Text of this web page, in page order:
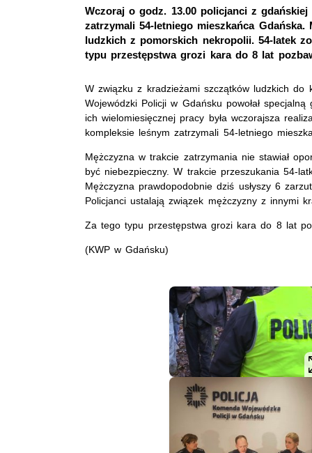
Wczoraj o godz. 13.00 policjanci z
zatrzymali 54-letniego mieszkańca
ludzkich z pomorskich nekropolii. 54-latek
typu przestępstwa grozi kara do 8 lat
W związku z kradzieżami szczątków ludzkich do
Wojewódzki Policji w Gdańsku powołał
ich wielomiesięcznej pracy była wczorajsza
kompleksie leśnym zatrzymali 54-letniego
Mężczyzna w trakcie zatrzymania nie stawiał
być niebezpieczny. W trakcie przeszukania 54-
Mężczyzna prawdopodobnie dziś usłyszy 6
Policjanci ustalają związek mężczyzny z innymi
Za tego typu przestępstwa grozi kara do 8 lat
(KWP w Gdańsku)